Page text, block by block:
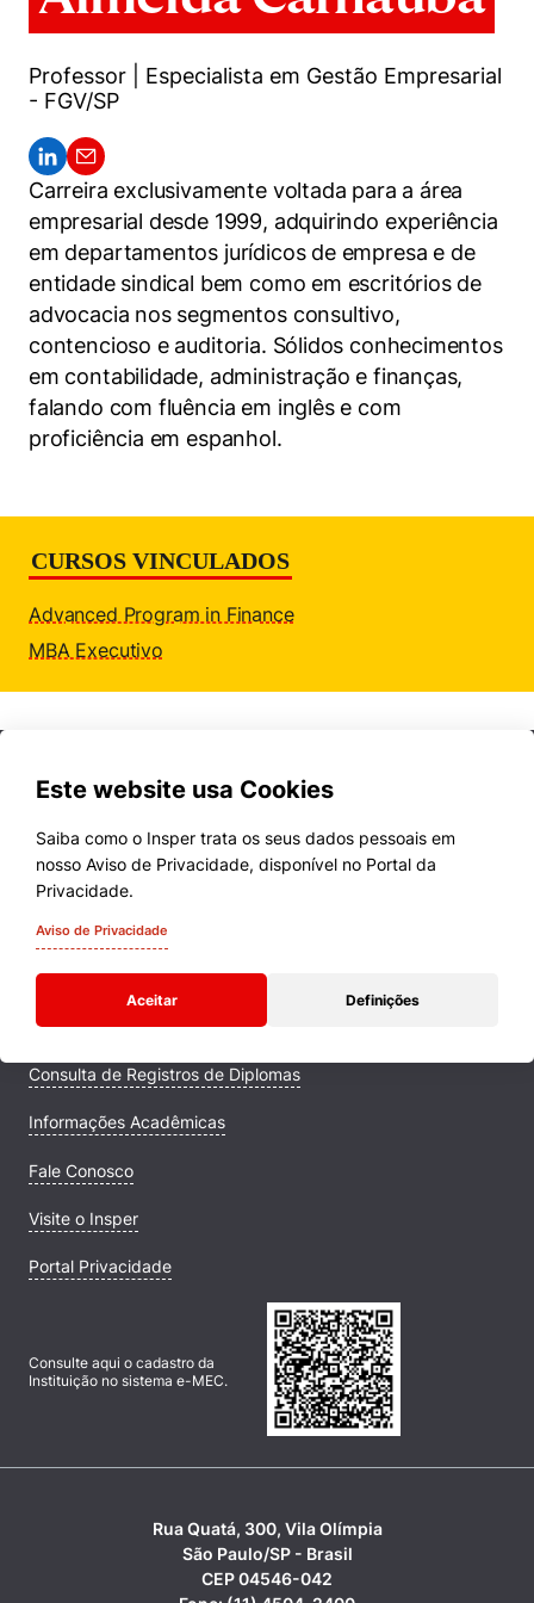
Engenharia de Computação
Engenharia de Produção
Engenharia Mecânica
Engenharia Mecatrônica
Direito
Economia
Finanças
Sustentabilidade
Tecnologia e Dados
Resolução Eficaz de Problemas
Oportunidade de Negócios
Women in Action
Trabalhe conosco
Sala de Imprensa
Biblioteca Telles
Repositório Institucional
Seminários Acadêmicos
Comitê de Ética em Pesquisa
Youtube
Instagram
Linkedin
Engenharia e Ciência da Computação
Áreas de Conhecimento
Prêmios de Excelência
Ensino e aprendizagem
Fale Conosco
Atendimento
Canal de Ética
Ouvidoria
Portal da Privacidade
Professor | Especialista em Gestão Empresarial
- FGV/SP
Carreira exclusivamente voltada para a área
empresarial desde 1999, adquirindo experiência
em departamentos jurídicos de empresa e de
entidade sindical bem como em escritórios de
advocacia nos segmentos consultivo,
contencioso e auditoria. Sólidos conhecimentos
em contabilidade, administração e finanças,
falando com fluência em inglês e com
proficiência em espanhol.
CURSOS VINCULADOS
Advanced Program in Finance
MBA Executivo
Este website usa Cookies
Saiba como o Insper trata os seus dados pessoais em
nosso Aviso de Privacidade, disponível no Portal da
Privacidade.
Aviso de Privacidade
Aceitar Definições
Cookies estritamente necessários
Cursos
Quem Somos
Comunidade Transforme
Campus
Consulta de Registros de Diplomas
Informações Acadêmicas
Fale Conosco
Visite o Insper
Portal Privacidade
Consulte aqui o cadastro da
Instituição no sistema e-MEC.
Rua Quatá, 300, Vila Olímpia
São Paulo/SP - Brasil
CEP 04546-042